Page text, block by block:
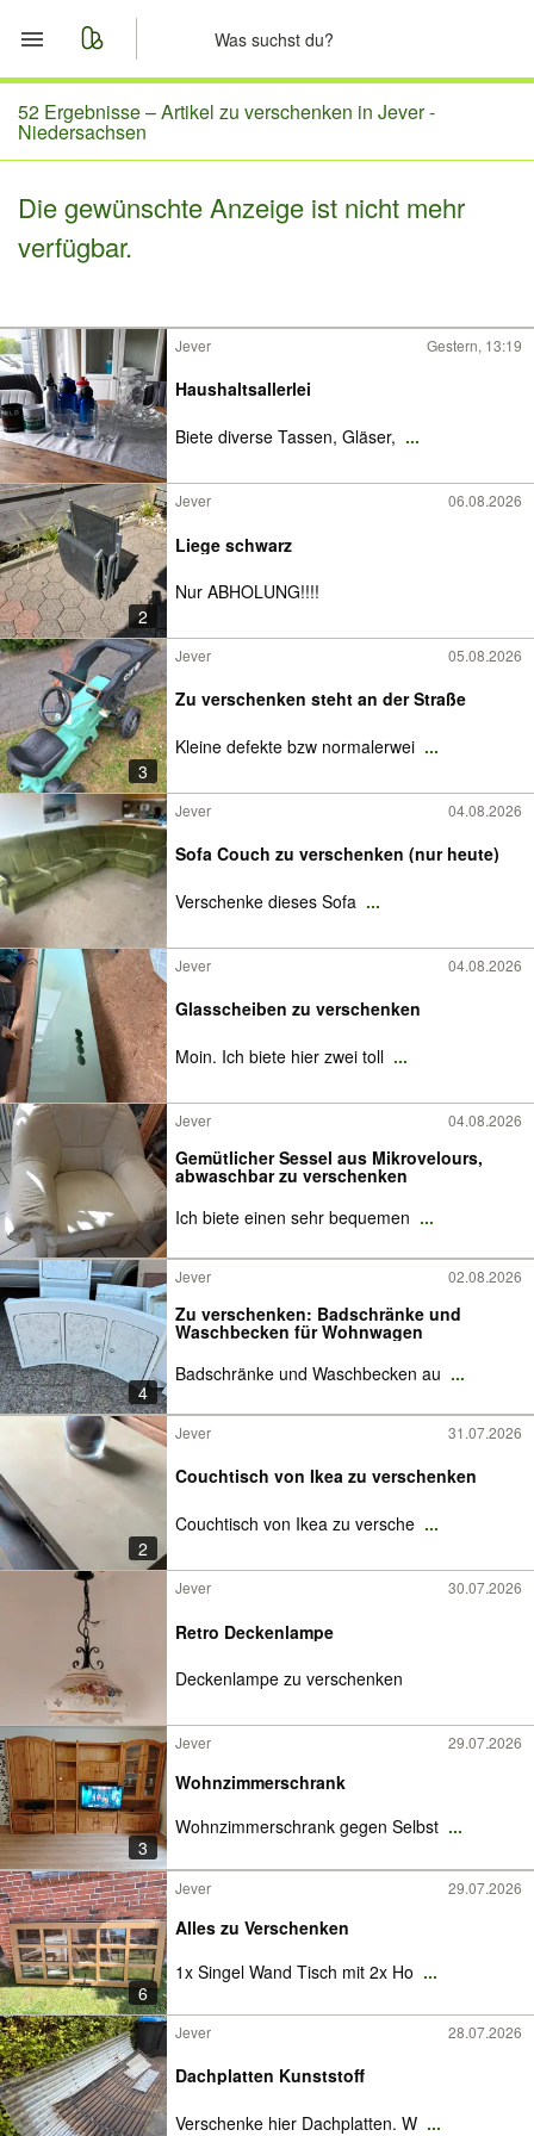
Start
Merkliste
Nachrichten
52 Ergebnisse –Artikel zu verschenken in Jever -
Niedersachsen
Die gewünschte Anzeige ist nicht mehr
verfügbar.
Jever Gestern, 13:19
Haushaltsallerlei
Biete diverse Tassen, Gläser, ...
2
Jever 06.08.2026
Liege schwarz
Nur ABHOLUNG!!!!
3
Jever 05.08.2026
Zu verschenken steht an der Straße
Kleine defekte bzw normalerwei ...
Jever 04.08.2026
Sofa Couch zu verschenken (nur heute)
Verschenke dieses Sofa ...
Jever 04.08.2026
Glasscheiben zu verschenken
Moin. Ich biete hier zwei toll ...
Jever 04.08.2026
Gemütlicher Sessel aus Mikrovelours,
abwaschbar zu verschenken
Ich biete einen sehr bequemen ...
4
Jever 02.08.2026
Zu verschenken: Badschränke und
Waschbecken für Wohnwagen
Badschränke und Waschbecken au ...
2
Jever 31.07.2026
Couchtisch von Ikea zu verschenken
Couchtisch von Ikea zu versche ...
Jever 30.07.2026
Retro Deckenlampe
Deckenlampe zu verschenken
3
Jever 29.07.2026
Wohnzimmerschrank
Wohnzimmerschrank gegen Selbst ...
6
Jever 29.07.2026
Alles zu Verschenken
1x Singel Wand Tisch mit 2x Ho ...
Jever 28.07.2026
Dachplatten Kunststoff
Verschenke hier Dachplatten. W ...